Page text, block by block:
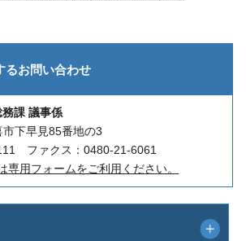
るお問い合わせ
課 議事係
下早見85番地の3
ファクス：0480-21-6061
専用フォームをご利用ください。